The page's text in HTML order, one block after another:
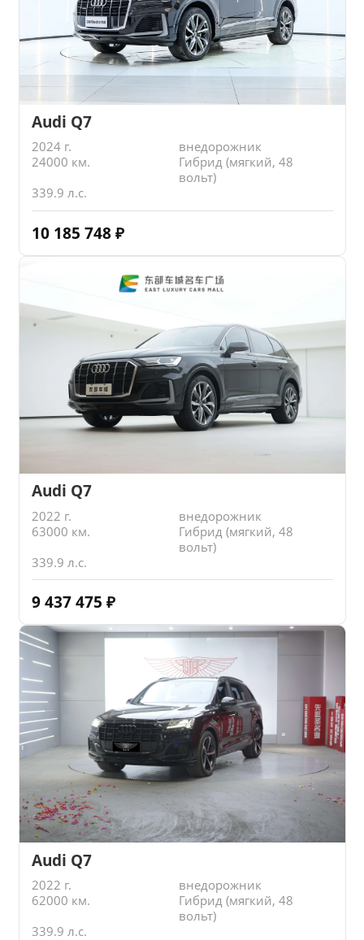
Audi Q7
2024 г.
внедорожник
24000 км.
Гибрид (мягкий, 48
вольт)
339.9 л.с.
10 185 748 ₽
Audi Q7
2022 г.
внедорожник
63000 км.
Гибрид (мягкий, 48
вольт)
339.9 л.с.
9 437 475 ₽
Audi Q7
2022 г.
внедорожник
62000 км.
Гибрид (мягкий, 48
вольт)
339.9 л.с.